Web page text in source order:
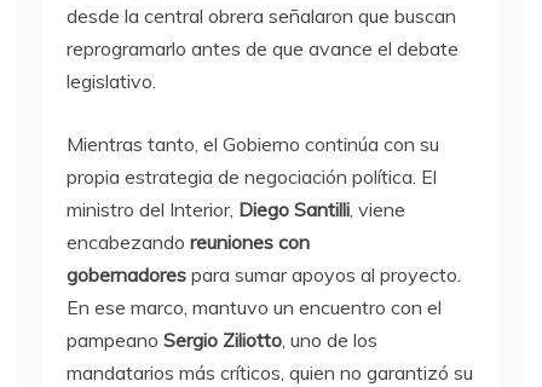
desde la central obrera señalaron que buscan
reprogramarlo antes de que avance el debate
legislativo.
Mientras tanto, el Gobierno continúa con su
propia estrategia de negociación política. El
ministro del Interior, Diego Santilli, viene
encabezando reuniones con
gobernadores para sumar apoyos al proyecto.
En ese marco, mantuvo un encuentro con el
pampeano Sergio Ziliotto, uno de los
mandatarios más críticos, quien no garantizó su